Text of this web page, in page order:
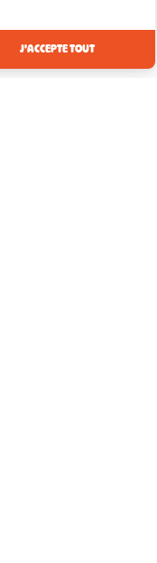
J'ACCEPTE TOUT